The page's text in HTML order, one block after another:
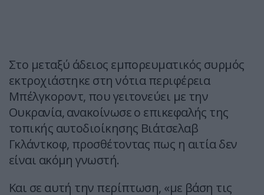
Στο μεταξύ άδειος εμπορευματικός συρμός
εκτροχιάστηκε στη νότια περιφέρεια
Μπέλγκοροντ, που γειτονεύει με την
Ουκρανία, ανακοίνωσε ο επικεφαλής της
τοπικής αυτοδιοίκησης Βιάτσελαβ
Γκλάντκοφ, προσθέτοντας πως η αιτία δεν
είναι ακόμη γνωστή.
Και σε αυτή την περίπτωση, «με βάση τις